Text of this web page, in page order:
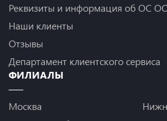
Реквизиты и информация об ОС
Наши клиенты
Отзывы
Департамент клиентского сервиса
ФИЛИАЛЫ
Москва